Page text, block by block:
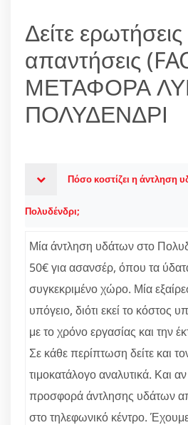
Δείτε ερωτήσεις
απαντήσεις
ΜΕΤΑΦΟΡΑ
ΠΟΛΥΔΕΝΔΡΙ
Πόσο κοστίζει η άντληση
Πολυδένδρι;
Μία άντληση υδάτων στο
50€ για ασανσέρ, όπου τα
συγκεκριμένο χώρο. Μία
υπόγειο, διότι εκεί το κόστος
με το χρόνο εργασίας και την
Σε κάθε περίπτωση δείτε και
τιμοκατάλογο αναλυτικά. Και
προσφορά άντλησης υδάτων
στο τηλεφωνικό κέντρο.